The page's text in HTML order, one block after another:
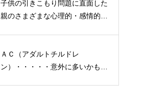
子供の引きこもり問題に直面した
親のさまざまな心理的・感情的な
ＡＣ（アダルトチルドレ
ン）・・・・・意外に多いかも？